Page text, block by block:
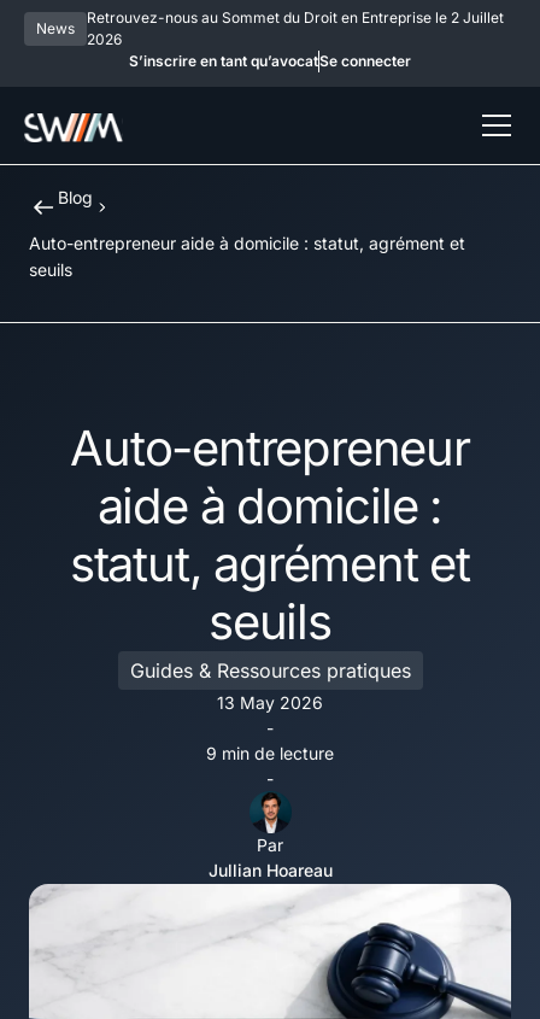
News
Retrouvez-nous au Sommet du Droit en Entreprise le 2 Juillet
2026
S’inscrire en tant qu’avocatSe connecter
Blog
Auto-entrepreneur aide à domicile : statut, agrément et
seuils
Auto-entrepreneur
aide à domicile :
statut, agrément et
seuils
Guides & Ressources pratiques
13 May 2026
-
9 min de lecture
-
Par
Jullian Hoareau